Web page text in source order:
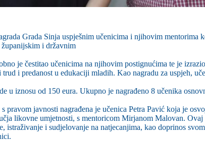
Grada Sinja uspješnim učenicima i njihovim mentorima
i državnim
je čestitao učenicima na njihovim postignućima te je
i predanost u edukaciji mladih. Kao nagradu za uspjeh,
u iznosu od 150 eura. Ukupno je nagrađeno 8 učenika
pravom javnosti nagrađena je učenica Petra Pavić koja je
likovne umjetnosti, s mentoricom Mirjanom Malovan. Ovaj
istraživanje i sudjelovanje na natjecanjima, kao doprinos